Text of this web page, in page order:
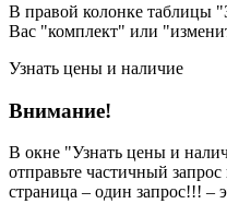
В правой колонке таблицы
Вас "комплект" или
Узнать цены и наличие
Внимание!
В окне "Узнать цены и
отправьте частичный
страница – один запрос!!! –